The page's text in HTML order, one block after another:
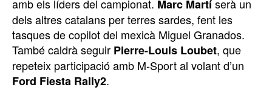
amb els líders del campionat. Marc Martíserà un
dels altres catalans per terres sardes, fent les
tasques de copilot del mexicà Miguel Granados.
També caldrà seguir Pierre-Louis Loubet, que
repeteix participació amb M-Sport al volant d’un
Ford Fiesta Rally2.